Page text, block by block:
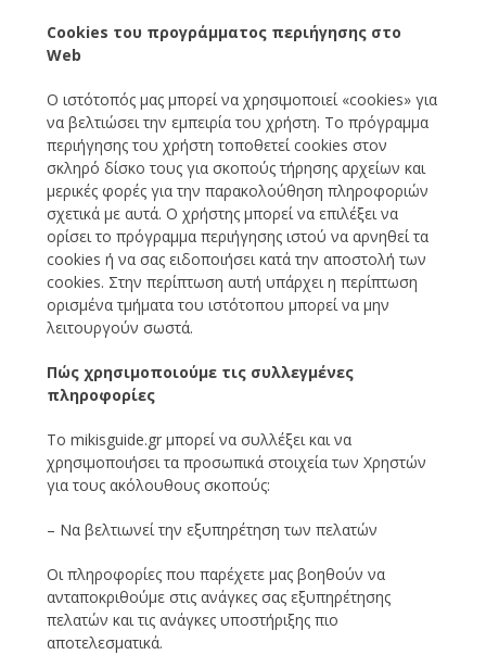
Cookies του προγράμματος περιήγησης στο
Web
Ο ιστότοπός μας μπορεί να χρησιμοποιεί «cookies» για
να βελτιώσει την εμπειρία του χρήστη. Το πρόγραμμα
περιήγησης του χρήστη τοποθετεί cookies στον
σκληρό δίσκο τους για σκοπούς τήρησης αρχείων και
μερικές φορές για την παρακολούθηση πληροφοριών
σχετικά με αυτά. Ο χρήστης μπορεί να επιλέξει να
ορίσει το πρόγραμμα περιήγησης ιστού να αρνηθεί τα
cookies ή να σας ειδοποιήσει κατά την αποστολή των
cookies. Στην περίπτωση αυτή υπάρχει η περίπτωση
ορισμένα τμήματα του ιστότοπου μπορεί να μην
λειτουργούν σωστά.
Πώς χρησιμοποιούμε τις συλλεγμένες
πληροφορίες
Το mikisguide.gr μπορεί να συλλέξει και να
χρησιμοποιήσει τα προσωπικά στοιχεία των Χρηστών
για τους ακόλουθους σκοπούς:
– Να βελτιωνεί την εξυπηρέτηση των πελατών
Οι πληροφορίες που παρέχετε μας βοηθούν να
ανταποκριθούμε στις ανάγκες σας εξυπηρέτησης
πελατών και τις ανάγκες υποστήριξης πιο
αποτελεσματικά.